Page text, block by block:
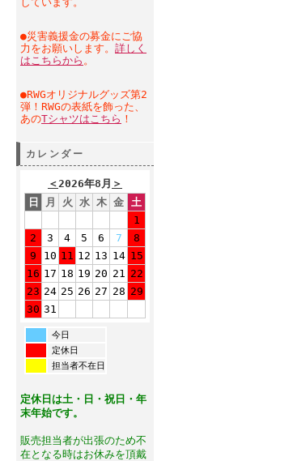
●災害義援金の募金にご協
力をお願いします。 詳しく
はこちらから 。
●RWGオリジナルグッズ第2
弾！RWGの表紙を飾った、
あのTシャツはこちら ！
カレンダー
＜2026年8月 ＞
日
月 火 水 木 金 土
1
2
3 4 5 6 7
8
9
10 11 12 13 14 15
16 17 18 19 20 21 22
23 24 25 26 27 28 29
30 31
今日
定休日
担当者不在日
定休日は土・日・祝日・年
末年始です。
販売担当者が出張のため不
在となる時はお休みを頂戴